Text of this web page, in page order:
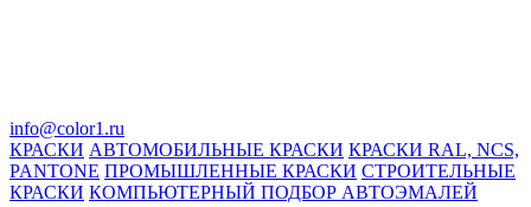
info@color1.ru
КРАСКИ АВТОМОБИЛЬНЫЕ КРАСКИ КРАСКИ RAL, NCS,
PANTONE ПРОМЫШЛЕННЫЕ КРАСКИ СТРОИТЕЛЬНЫЕ
КРАСКИ КОМПЬЮТЕРНЫЙ ПОДБОР АВТОЭМАЛЕЙ